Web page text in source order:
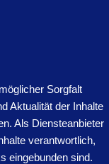
Sorgfalt
Aktualität der Inhalte
Als Diensteanbieter
verantwortlich,
eingebunden sind.